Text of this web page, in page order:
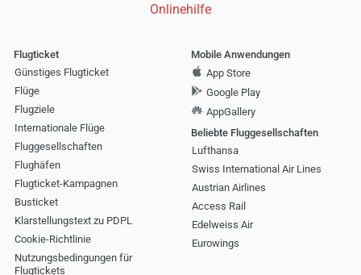
Onlinehilfe
Flugticket
Günstiges Flugticket
Flüge
Flugziele
Internationale Flüge
Fluggesellschaften
Flughäfen
Flugticket-Kampagnen
Busticket
Klarstellungstext zu PDPL
Cookie-Richtlinie
Nutzungsbedingungen für
Flugtickets
Mobile Anwendungen
App Store
Google Play
AppGallery
Beliebte Fluggesellschaften
Lufthansa
Swiss International Air Lines
Austrian Airlines
Access Rail
Edelweiss Air
Eurowings